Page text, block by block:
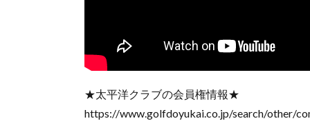
★太平洋クラブの会員権情報★
https://www.golfdoyukai.co.jp/search/other/